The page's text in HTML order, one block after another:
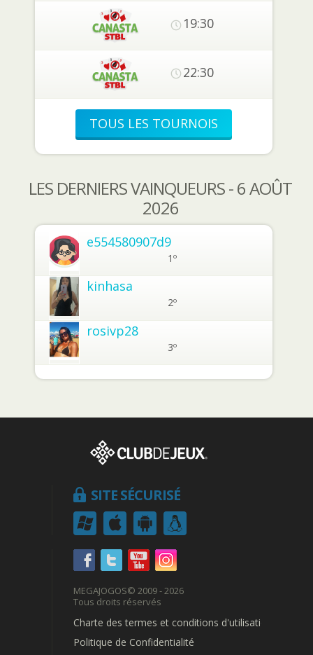
19:30
22:30
TOUS LES TOURNOIS
LES DERNIERS VAINQUEURS - 6 AOÛT
2026
e554580907d9
1º
kinhasa
2º
rosivp28
3º
SITE SÉCURISÉ
MEGAJOGOS© 2009 - 2026
Tous droits réservés
Charte des termes et conditions d'utilisation
Politique de Confidentialité